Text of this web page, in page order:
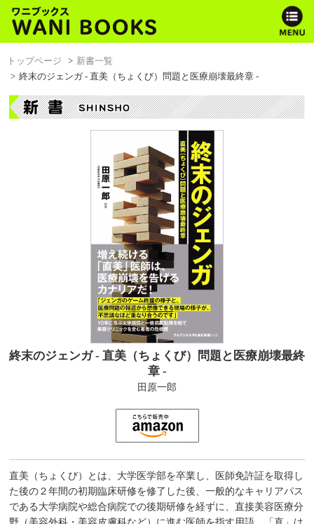
トップページ
新書一覧
終末のジェンガ - 直美（ちょくび）問題と医療崩壊最終章 -
終末のジェンガ - 直美（ちょくび）問題と医療崩壊最終
章 -
田原一郎
直美（ちょくび）とは、大学医学部を卒業し、医師免許証を取得し
た後の２年間の初期臨床研修を修了した後、一般的なキャリアパス
である大学病院や総合病院での後期研修を経ずに、直接美容医療分